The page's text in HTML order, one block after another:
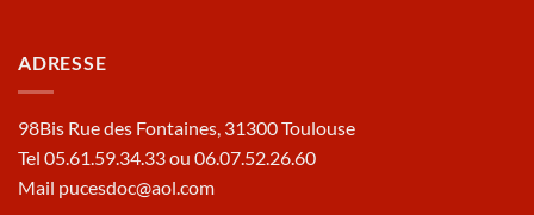
ADRESSE
98Bis Rue des Fontaines, 31300 Toulouse
Tel 05.61.59.34.33 ou 06.07.52.26.60
Mail pucesdoc@aol.com